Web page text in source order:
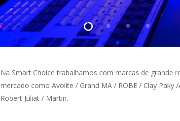
Na Smart Choice trabalhamos com marcas de grande
mercado como Avolite / Grand MA / ROBE / Clay Paky
Robert Juliat / Martin.